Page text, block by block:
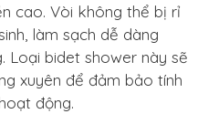
cao. Vòi không thể bị rỉ
làm sạch dễ dàng
Loại bidet shower này sẽ
xuyên để đảm bảo tính
động.